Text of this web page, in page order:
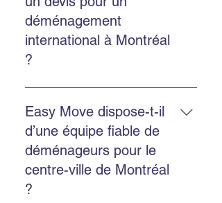
soumissions gratuites en ligne
pour estimer chaque
déménagement.
déménagement
international à Montréal
?
Oui. Easy Move fournit des devis
gratuits pour les déménagements
internationaux depuis Montréal, y
compris vers les États-Unis.
Easy Move dispose-t-il
d’une équipe fiable de
déménageurs pour le
centre-ville de Montréal
?